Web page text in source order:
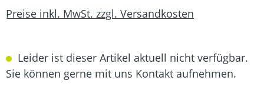
Preise inkl. MwSt. zzgl. Versandkosten
Leider ist dieser Artikel aktuell nicht verfügbar.
Sie können gerne mit uns Kontakt aufnehmen.